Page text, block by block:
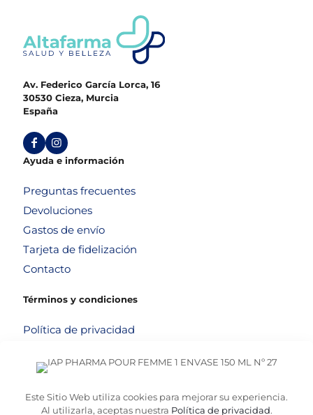
Av. Federico García Lorca, 16
30530 Cieza, Murcia
España
Ayuda e información
Preguntas frecuentes
Devoluciones
Gastos de envío
Tarjeta de fidelización
Contacto
Términos y condiciones
Política de privacidad
Aviso legal
Este Sitio Web utiliza cookies para mejorar su experiencia.
Al utilizarla, aceptas nuestra Política de privacidad.